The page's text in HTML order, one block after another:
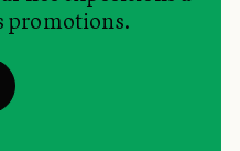
promotions.